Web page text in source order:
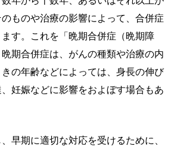
ものや治療の影響によって、合併症
す。これを「晩期合併症（晩期障
期合併症は、がんの種類や治療の内
の年齢などによっては、身長の伸び
妊娠などに影響をおよぼす場合もあ
早期に適切な対応を受けるために、